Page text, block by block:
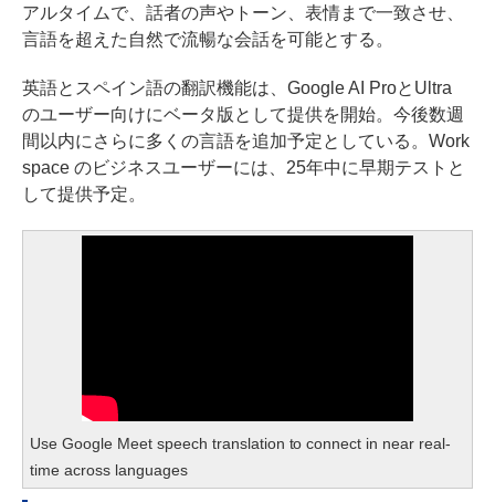
アルタイムで、話者の声やトーン、表情まで一致させ、
言語を超えた自然で流暢な会話を可能とする。
英語とスペイン語の翻訳機能は、Google AI ProとUltra
のユーザー向けにベータ版として提供を開始。今後数週
間以内にさらに多くの言語を追加予定としている。Work
space のビジネスユーザーには、25年中に早期テストと
して提供予定。
Use Google Meet speech translation to connect in near real-
time across languages